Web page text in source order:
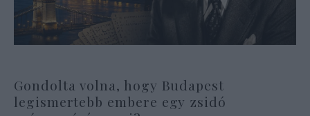
Gondolta volna, hogy Budapest
legismertebb embere egy zsidó